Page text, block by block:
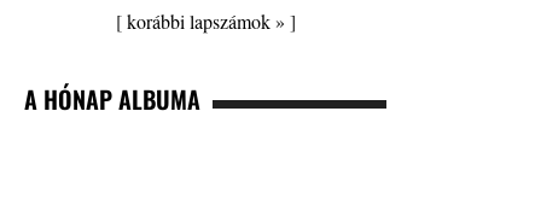
[korábbi lapszámok » ]
A HÓNAP ALBUMA